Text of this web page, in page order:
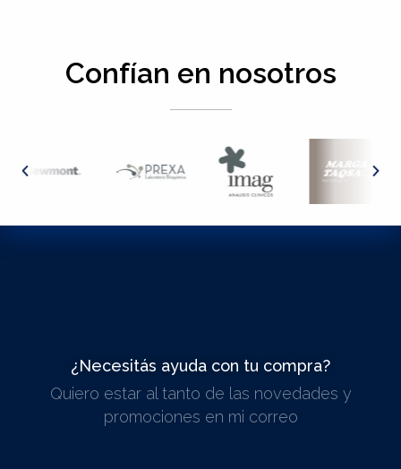
Confían en nosotros
¿Necesitás ayuda con tu compra?
ESCRIBINOS
Quiero estar al tanto de las novedades y
promociones en mi correo